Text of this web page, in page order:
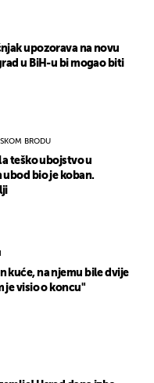
upozorava na novu
u BiH-u bi mogao biti
BRODU
teško ubojstvo u
ubod bio je koban.
kuće, na njemu bile dvije
je visio o koncu"